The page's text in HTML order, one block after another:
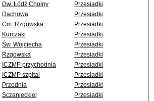
Dw. Łódź Chojny
Przesiadki
Dachowa
Przesiadki
Cm. Rzgowska
Przesiadki
Kurczaki
Przesiadki
Św. Wojciecha
Przesiadki
Rzgowska
Przesiadki
ICZMP przychodnia
Przesiadki
ICZMP szpital
Przesiadki
Przednia
Przesiadki
Sczanieckiej Przesiadki